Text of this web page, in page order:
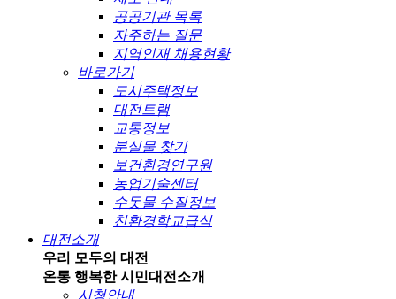
공공기관 목록
자주하는 질문
지역인재 채용현황
바로가기
도시주택정보
대전트램
교통정보
분실물 찾기
보건환경연구원
농업기술센터
수돗물 수질정보
친환경학교급식
대전소개
우리 모두의 대전
온통 행복한 시민대전소개
시청안내